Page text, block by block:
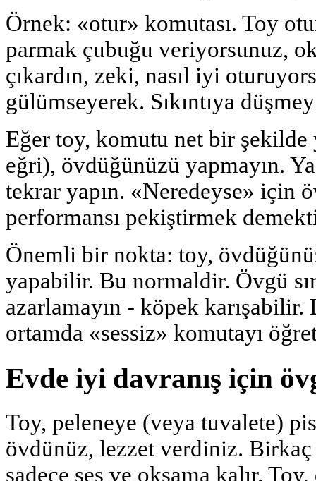
Örnek: «otur» komutası. Toy
parmak çubuğu veriyorsunuz,
çıkardın, zeki, nasıl iyi
gülümseyerek. Sıkıntıya
Eğer toy, komutu net bir şekilde
eğri), övdüğünüzü yapmayın.
tekrar yapın. «Neredeyse» için
performansı pekiştirmek
Önemli bir nokta: toy,
yapabilir. Bu normaldir. Övgü
azarlamayın - köpek
ortamda «sessiz» komutayı
Evde iyi davranış için
Toy, peleneye (veya tuvalete)
övdünüz, lezzet verdiniz. Birkaç
sadece ses ve okşama kalır.